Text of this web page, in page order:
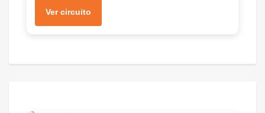
Ver circuito